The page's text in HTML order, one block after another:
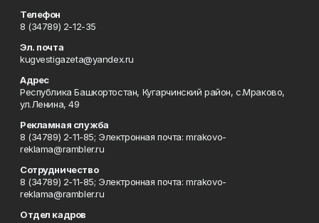
Телефон
8 (34789) 2-12-35
Эл. почта
kugvestigazeta@yandex.ru
Адрес
Республика Башкортостан, Кугарчинский район, с.Мраково,
ул.Ленина, 49
Рекламная служба
8 (34789) 2-11-85; Электронная почта: mrakovo-
reklama@rambler.ru
Сотрудничество
8 (34789) 2-11-85; Электронная почта: mrakovo-
reklama@rambler.ru
Отдел кадров